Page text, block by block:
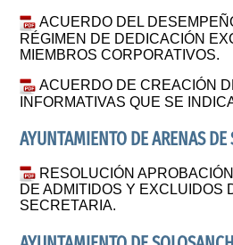
ACUERDO DEL
RÉGIMEN DE DEDICACIÓN
MIEMBROS CORPORATIVOS.
ACUERDO DE CREACIÓN
INFORMATIVAS QUE SE
AYUNTAMIENTO DE ARENAS DE
RESOLUCIÓN
DE ADMITIDOS Y EXCLUIDOS
SECRETARIA.